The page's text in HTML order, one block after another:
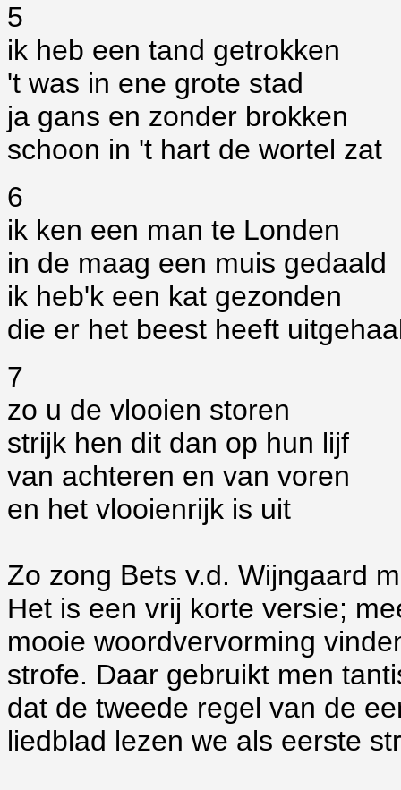
5
ik heb een tand getrokken
't was in ene grote stad
ja gans en zonder brokken
schoon in 't hart de wortel zat
6
ik ken een man te Londen
in de maag een muis gedaald
ik heb'k een kat gezonden
die er het beest heeft
7
zo u de vlooien storen
strijk hen dit dan op hun lijf
van achteren en van voren
en het vlooienrijk is uit
Zo zong Bets v.d. Wijngaard
Het is een vrij korte versie;
mooie woordvervorming
strofe. Daar gebruikt men
dat de tweede regel van de
liedblad lezen we als eerste